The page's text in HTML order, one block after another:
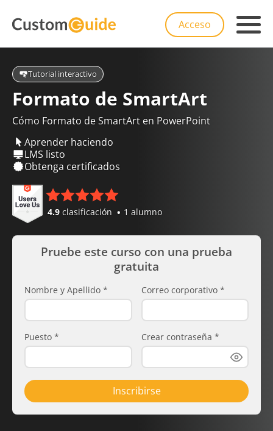
Acceso
Tutorial interactivo
Formato de SmartArt
Cómo Formato de SmartArt en PowerPoint
Aprender haciendo
LMS listo
Obtenga certificados
4.9 clasificación 1 alumno
Pruebe este curso con una prueba
gratuita
Nombre y Apellido * Correo corporativo *
Puesto * Crear contraseña *
Inscribirse